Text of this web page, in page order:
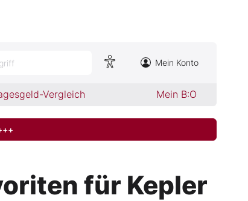
Mein Konto
Vergleich Mein B:O
für Kepler